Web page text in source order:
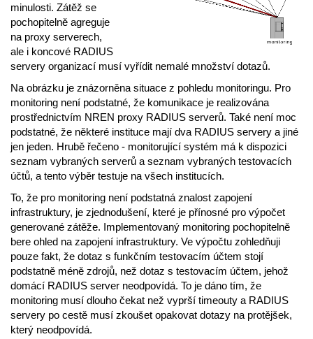
minulosti. Zátěž se
pochopitelně agreguje
na proxy serverech,
ale i koncové RADIUS
servery organizací musí vyřídit nemalé množství dotazů.
Na obrázku je znázorněna situace z pohledu monitoringu. Pro
monitoring není podstatné, že komunikace je realizována
prostřednictvím NREN proxy RADIUS serverů. Také není moc
podstatné, že některé instituce mají dva RADIUS servery a jiné
jen jeden. Hrubě řečeno - monitorující systém má k dispozici
seznam vybraných serverů a seznam vybraných testovacích
účtů, a tento výběr testuje na všech institucích.
To, že pro monitoring není podstatná znalost zapojení
infrastruktury, je zjednodušení, které je přínosné pro výpočet
generované zátěže. Implementovaný monitoring pochopitelně
bere ohled na zapojení infrastruktury. Ve výpočtu zohledňuji
pouze fakt, že dotaz s funkčním testovacím účtem stojí
podstatně méně zdrojů, než dotaz s testovacím účtem, jehož
domácí RADIUS server neodpovídá. To je dáno tím, že
monitoring musí dlouho čekat než vyprší timeouty a RADIUS
servery po cestě musí zkoušet opakovat dotazy na protějšek,
který neodpovídá.